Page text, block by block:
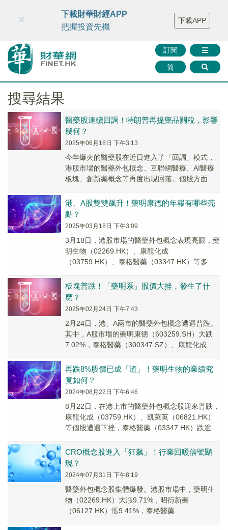
財華智庫網 FINTV FINMETA 財華證券 媒體矩陣
智庫沙龍
聯絡我們
訂閱
简
×
下載財華財經APP
把握投資先機
下載APP
搜尋結果
醫藥股連續回調！特朗普再提藥品關稅，影響
幾何？
2025年06月18日 下午3:13
今年爆火的醫藥股在近日進入了「回調」模式，
港股市場的醫藥外包概念、互聯網醫療、AI醫療
板塊、創新藥概念等再度出現回落。個股方面，
港、A股雙雙飙升！藥明康德的年報有哪些亮
點？
2025年03月18日 下午3:09
3月18日，港股市場的醫藥外包概念表現亮眼，藥
明生物（02269.HK）、康龍化成
（03759.HK）、泰格醫藥（03347.HK）等多股
板塊普跌！「藥明系」股價大挫，發生了什
麽？
2025年02月24日 下午7:43
2月24日，港、A兩市的醫藥外包概念遭遇普跌。
其中，A股市場的藥明康德（603259.SH）大跌
7.02%，泰格醫藥（300347.SZ）、康龍化成
再跌8%股價已成「渣」！藥明生物的業績究
竟如何？
2024年08月22日 下午6:46
8月22日，在港上市的醫藥外包概念股迎來普跌，
康龍化成（03759.HK）、凱萊英（06821.HK）
等個股遭遇下挫，泰格醫藥（03347.HK）跌逾
CRO概念股進入「狂飙」！行業回暖信號顯
現？
2024年07月31日 下午8:19
醫藥外包概念股集體爆發。港股市場中，藥明生
物（02269.HK）大漲9.71%，昭衍新藥
（06127.HK）漲9.41%，泰格醫藥